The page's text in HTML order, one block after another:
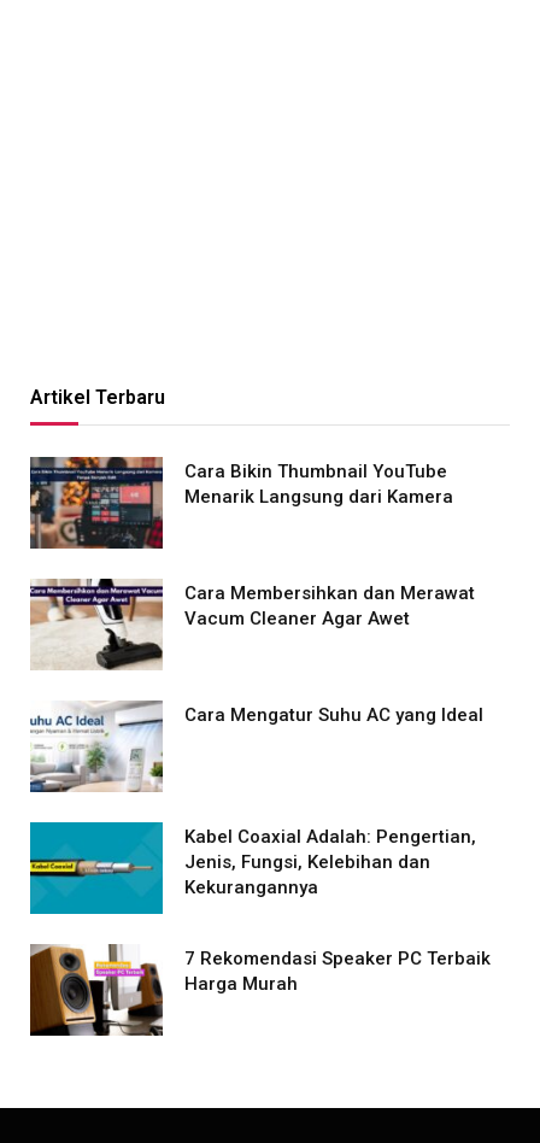
Artikel Terbaru
Cara Bikin Thumbnail YouTube
Menarik Langsung dari Kamera
Cara Membersihkan dan Merawat
Vacum Cleaner Agar Awet
Cara Mengatur Suhu AC yang Ideal
Kabel Coaxial Adalah: Pengertian,
Jenis, Fungsi, Kelebihan dan
Kekurangannya
7 Rekomendasi Speaker PC Terbaik
Harga Murah